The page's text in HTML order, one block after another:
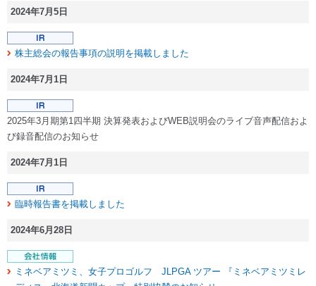
2024年7月5日
株主総会の報告事項の説明を掲載しました
2024年7月1日
2025年3月期第1四半期 決算発表およびWEB説明会のライブ音声配信およ
び録音配信のお知らせ
2024年7月1日
臨時報告書を掲載しました
2024年6月28日
ミネベアミツミ、女子プロゴルフ JLPGA ツアー 『ミネベアミツミレ